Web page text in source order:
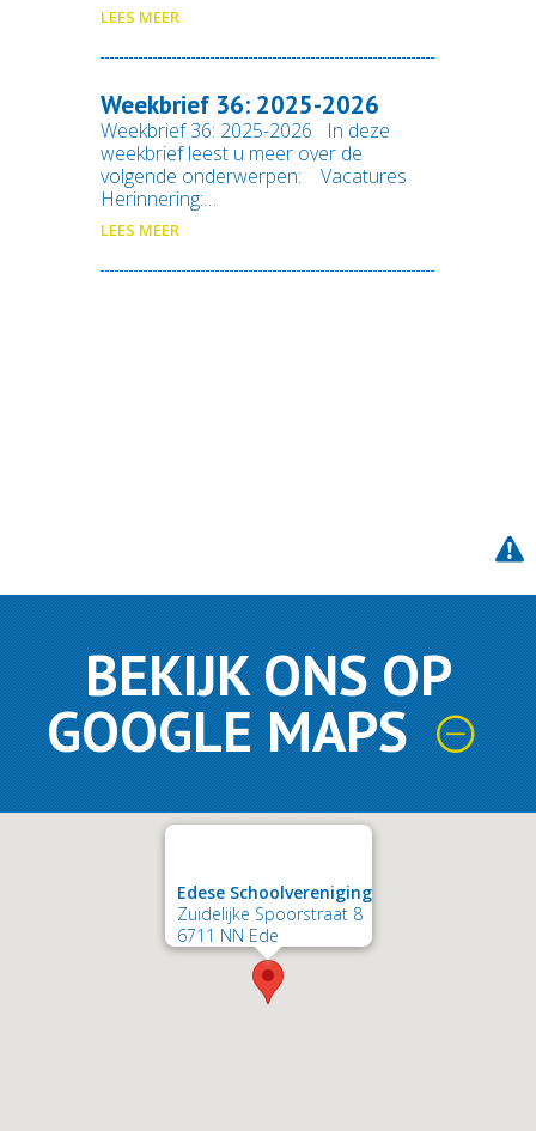
LEES MEER
Weekbrief 36: 2025-2026
Weekbrief 36: 2025-2026 In deze
weekbrief leest u meer over de
volgende onderwerpen: Vacatures
Herinnering:…
LEES MEER
BEKIJK ONS OP
GOOGLE MAPS
Edese Schoolvereniging
Zuidelijke Spoorstraat 8
6711 NN Ede